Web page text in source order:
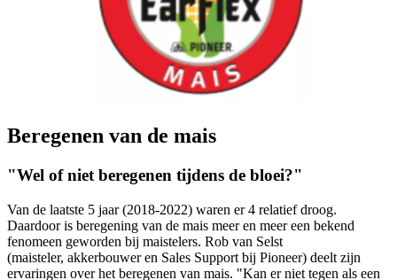
Beregenen van de mais
"Wel of niet beregenen tijdens de bloei?"
Van de laatste 5 jaar (2018-2022) waren er 4 relatief droog.
Daardoor is beregening van de mais meer en meer een bekend
fenomeen geworden bij maistelers. Rob van Selst
(maisteler, akkerbouwer en Sales Support bij Pioneer) deelt zijn
ervaringen over het beregenen van mais. "Kan er niet tegen als een